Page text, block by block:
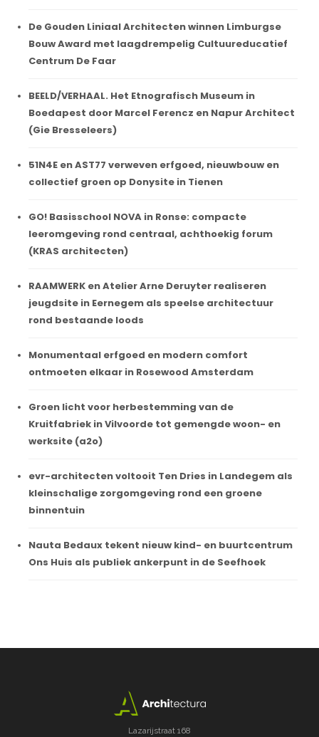
De Gouden Liniaal Architecten winnen Limburgse
Bouw Award met laagdrempelig Cultuureducatief
Centrum De Faar
BEELD/VERHAAL. Het Etnografisch Museum in
Boedapest door Marcel Ferencz en Napur Architect
(Gie Bresseleers)
51N4E en AST77 verweven erfgoed, nieuwbouw en
collectief groen op Donysite in Tienen
GO! Basisschool NOVA in Ronse: compacte
leeromgeving rond centraal, achthoekig forum
(KRAS architecten)
RAAMWERK en Atelier Arne Deruyter realiseren
jeugdsite in Eernegem als speelse architectuur
rond bestaande loods
Monumentaal erfgoed en modern comfort
ontmoeten elkaar in Rosewood Amsterdam
Groen licht voor herbestemming van de
Kruitfabriek in Vilvoorde tot gemengde woon- en
werksite (a2o)
evr-architecten voltooit Ten Dries in Landegem als
kleinschalige zorgomgeving rond een groene
binnentuin
Nauta Bedaux tekent nieuw kind- en buurtcentrum
Ons Huis als publiek ankerpunt in de Seefhoek
Lazarijstraat 168